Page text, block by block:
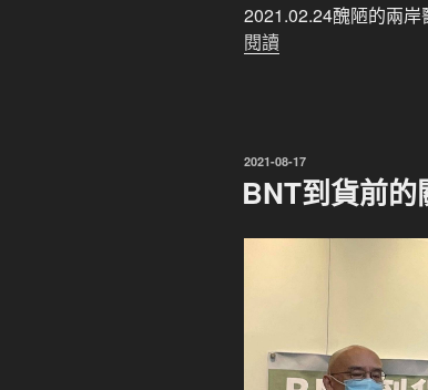
2021.02.24醜陋的兩
閱讀
發
於
2021-08-17
BNT到貨前